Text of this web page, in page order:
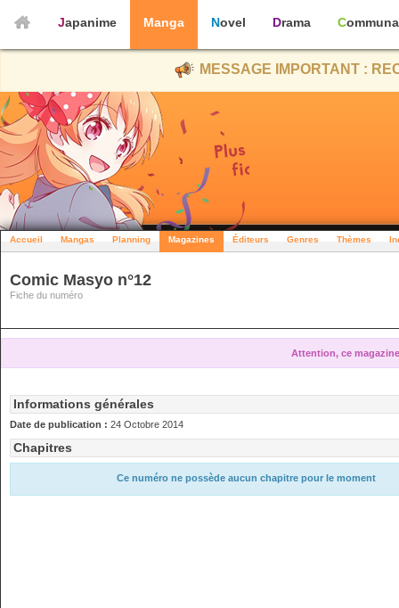
Japanime Manga Novel Drama
MESSAGE IMPORTANT :
Accueil Mangas Planning Magazines Éditeurs Genres Thèmes
Comic Masyo n°12
Fiche du numéro
Attention, ce
Informations générales
Date de publication : 24 Octobre 2014
Chapitres
Ce numéro ne possède aucun chapitre pour le moment